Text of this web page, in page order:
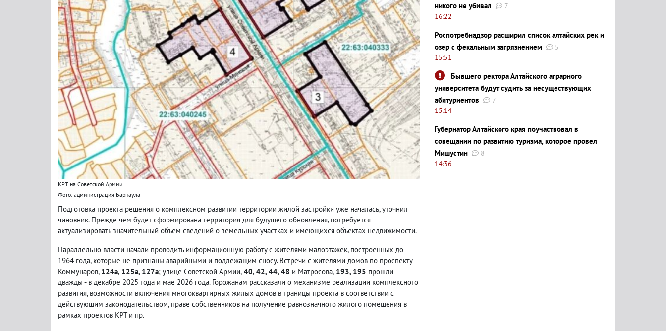
КРТ на Советской Армии
Фото: администрация Барнаула
Подготовка проекта решения о комплексном развитии территории жилой застройки уже началась, уточнил
чиновник. Прежде чем будет сформирована территория для будущего обновления, потребуется
актуализировать значительный объем сведений о земельных участках и имеющихся объектах недвижимости.
Параллельно власти начали проводить информационную работу с жителями малоэтажек, построенных до
1964 года, которые не признаны аварийными и подлежащим сносу. Встречи с жителями домов по проспекту
Коммунаров, 124а, 125а, 127а; улице Советской Армии, 40, 42, 44, 48 и Матросова, 193, 195 прошли
дважды - в декабре 2025 года и мае 2026 года. Горожанам рассказали о механизме реализации комплексного
развития, возможности включения многоквартирных жилых домов в границы проекта в соответствии с
действующим законодательством, праве собственников на получение равнозначного жилого помещения в
рамках проектов КРТ и пр.
никого не убивал
7
16:22
Роспотребнадзор расширил список алтайских рек и
озер с фекальным загрязнением
5
15:51
Бывшего ректора Алтайского аграрного
университета будут судить за несуществующих
абитуриентов
7
15:14
Губернатор Алтайского края поучаствовал в
совещании по развитию туризма, которое провел
Мишустин
8
14:36